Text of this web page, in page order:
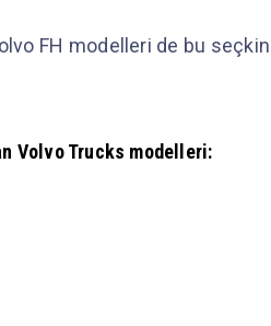
FH modelleri de bu seçkin
Volvo Trucks modelleri: